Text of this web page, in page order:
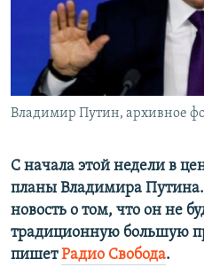
ELIFBE
УКРАИНСКАЯ ПРОБЛЕМА КРЫМА
Все сайты RFE/RL
Владимир Путин, архивное
С начала этой недели в
планы Владимира Путина.
новость о том, что он не
традиционную большую
пишетРадио Свобода.